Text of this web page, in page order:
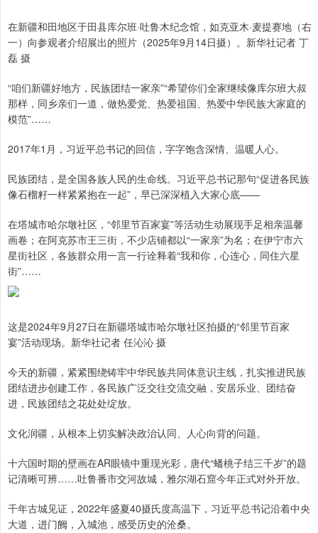
在新疆和田地区于田县库尔班·吐鲁木纪念馆，如克亚木·麦提赛地（右
一）向参观者介绍展出的照片（2025年9月14日摄）。新华社记者 丁
磊 摄
“咱们新疆好地方，民族团结一家亲”“希望你们全家继续像库尔班大叔
那样，同乡亲们一道，做热爱党、热爱祖国、热爱中华民族大家庭的
模范”……
2017年1月，习近平总书记的回信，字字饱含深情、温暖人心。
民族团结，是全国各族人民的生命线。习近平总书记那句“促进各民族
像石榴籽一样紧紧抱在一起”，早已深深植入大家心底——
在塔城市哈尔墩社区，“邻里节百家宴”等活动生动展现手足相亲温馨
画卷；在阿克苏市王三街，不少店铺都以“一家亲”为名；在伊宁市六
星街社区，各族群众用一言一行诠释着“我和你，心连心，同住六星
街”……
这是2024年9月27日在新疆塔城市哈尔墩社区拍摄的“邻里节百家
宴”活动现场。新华社记者 任沁沁 摄
今天的新疆，紧紧围绕铸牢中华民族共同体意识主线，扎实推进民族
团结进步创建工作，各民族广泛交往交流交融，安居乐业、团结奋
进，民族团结之花处处绽放。
文化润疆，从根本上切实解决政治认同、人心向背的问题。
十六国时期的壁画在AR眼镜中重现光彩，唐代“蟠桃子结三千岁”的题
记清晰可辨……吐鲁番市交河故城，雅尔湖石窟今年正式对外开放。
千年古城见证，2022年盛夏40摄氏度高温下，习近平总书记沿着中央
大道，进门阙，入城池，感受历史的沧桑。